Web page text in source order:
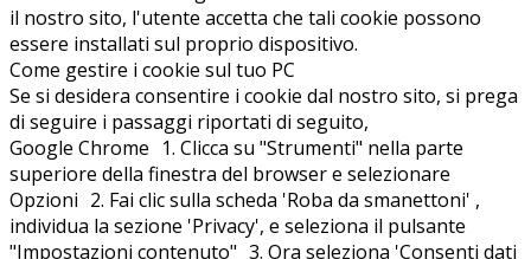
il nostro sito, l'utente accetta che tali cookie possono
essere installati sul proprio dispositivo.
Come gestire i cookie sul tuo PC
Se si desidera consentire i cookie dal nostro sito, si prega
di seguire i passaggi riportati di seguito,
Google Chrome 1. Clicca su "Strumenti" nella parte
superiore della finestra del browser e selezionare
Opzioni 2. Fai clic sulla scheda 'Roba da smanettoni' ,
individua la sezione 'Privacy', e seleziona il pulsante
"Impostazioni contenuto" 3. Ora seleziona 'Consenti dati